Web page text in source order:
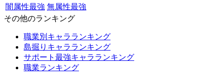
闇属性最強 無属性最強
その他のランキング
職業別キャラランキング
島掘りキャラランキング
サポート最強キャラランキング
職業ランキング